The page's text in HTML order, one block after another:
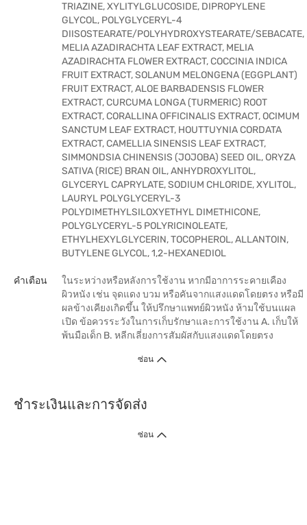
TRIAZINE, XYLITYLGLUCOSIDE, DIPROPYLENE
GLYCOL, POLYGLYCERYL-4
DIISOSTEARATE/POLYHYDROXYSTEARATE/SEBACATE,
MELIA AZADIRACHTA LEAF EXTRACT, MELIA
AZADIRACHTA FLOWER EXTRACT, COCCINIA INDICA
FRUIT EXTRACT, SOLANUM MELONGENA (EGGPLANT)
FRUIT EXTRACT, ALOE BARBADENSIS FLOWER
EXTRACT, CURCUMA LONGA (TURMERIC) ROOT
EXTRACT, CORALLINA OFFICINALIS EXTRACT, OCIMUM
SANCTUM LEAF EXTRACT, HOUTTUYNIA CORDATA
EXTRACT, CAMELLIA SINENSIS LEAF EXTRACT,
SIMMONDSIA CHINENSIS (JOJOBA) SEED OIL, ORYZA
SATIVA (RICE) BRAN OIL, ANHYDROXYLITOL,
GLYCERYL CAPRYLATE, SODIUM CHLORIDE, XYLITOL,
LAURYL POLYGLYCERYL-3
POLYDIMETHYLSILOXYETHYL DIMETHICONE,
POLYGLYCERYL-5 POLYRICINOLEATE,
ETHYLHEXYLGLYCERIN, TOCOPHEROL, ALLANTOIN,
BUTYLENE GLYCOL, 1,2-HEXANEDIOL
คำเตือน
ในระหว่างหรือหลังการใช้งาน หากมีอาการระคายเคือง
ผิวหนัง เช่น จุดแดง บวม หรือคันจากแสงแดดโดยตรง หรือมี
ผลข้างเคียงเกิดขึ้น ให้ปรึกษาแพทย์ผิวหนัง ห้ามใช้บนแผล
เปิด ข้อควรระวังในการเก็บรักษาและการใช้งาน A. เก็บให้
พ้นมือเด็ก B. หลีกเลี่ยงการสัมผัสกับแสงแดดโดยตรง
ซ่อน
ชำระเงินและการจัดส่ง
ซ่อน